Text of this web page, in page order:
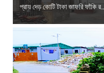
প্রায় দেড় কোটি টাকা জাফরি ফাঁকি